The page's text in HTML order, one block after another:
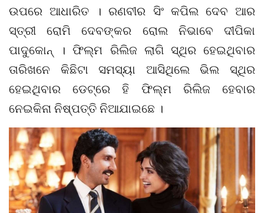
ଉପରେ ଆଧାରିତ । ରଣବୀର ସିଂ କପିଲ ଦେବ ଆର
ସ୍ତ୍ରୀ ରୋମି ଦେବଙ୍କର ରୋଲ ନିଭାବେ ଦୀପିକା
ପାଦୁକୋନ୍ । ଫିଲ୍ମ ରିଲିଜ ଲାଗି ସ୍ଥିର ହେଇଥିବାର
ତାରିଖନେ କିଛିଟା ସମସ୍ୟା ଆସିଥିଲେ ଭିଲ ସ୍ଥିର
ହେଇଥିବାର ଡେଟ୍‌ରେ ହି ଫିଲ୍ମ ରିଲିଜ ହେବାର
ନେଇକିନା ନିଷ୍ପତ୍ତି ନିଆଯାଇଛେ ।